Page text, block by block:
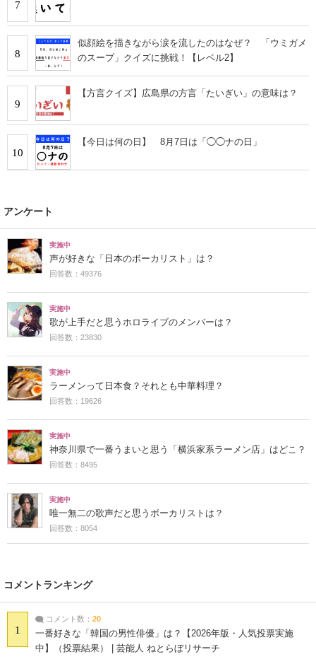
7
8
似顔絵を描きながら涙を流したのはなぜ？ 「ウミガメ
のスープ」クイズに挑戦！【レベル2】
9
【方言クイズ】広島県の方言「たいぎい」の意味は？
10
【今日は何の日】 8月7日は「◯◯ナの日」
アンケート
実施中
声が好きな「日本のボーカリスト」は？
回答数：49376
実施中
歌が上手だと思うホロライブのメンバーは？
回答数：23830
実施中
ラーメンって日本食？それとも中華料理？
回答数：19626
実施中
神奈川県で一番うまいと思う「横浜家系ラーメン店」はどこ？
回答数：8495
実施中
唯一無二の歌声だと思うボーカリストは？
回答数：8054
コメントランキング
1
コメント数： 20
一番好きな「韓国の男性俳優」は？【2026年版・人気投票実施
中】（投票結果） | 芸能人 ねとらぼリサーチ